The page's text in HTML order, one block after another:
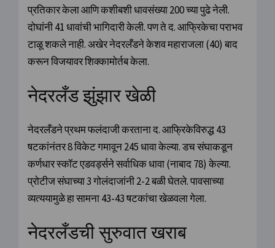
प्रतिकार केला आणि कशीबशी धावसंख्या 200 च्या पुढे नेली.
दोघांनी 41 धावांची भागिदारी केली. पण ते द. आफ्रिकेचा पराभव
टाळू शकले नाही. अखेर नेदरलँडने केशव महाराजला (40) बाद
करून विजयावर शिक्कामोर्तब केला.
नेदरलँड झुंझार खेळी
नेदरलँडने प्रथम फलंदाजी करताना द. आफ्रिकेविरुद्ध 43
षटकांनंतर 8 विकेट गमावून 245 धावा केल्या. डच संघाकडून
कर्णधार स्कॉट एडवर्ड्सने सर्वाधिक धावा (नाबाद 78) केल्या.
प्रोटीज संघाच्या 3 गोलंदाजांनी 2-2 बळी घेतले. पावसाच्या
व्यत्ययामुळे हा सामना 43-43 षटकांचा खेळवला गेला.
नेदरलँडची सुरुवात खराब